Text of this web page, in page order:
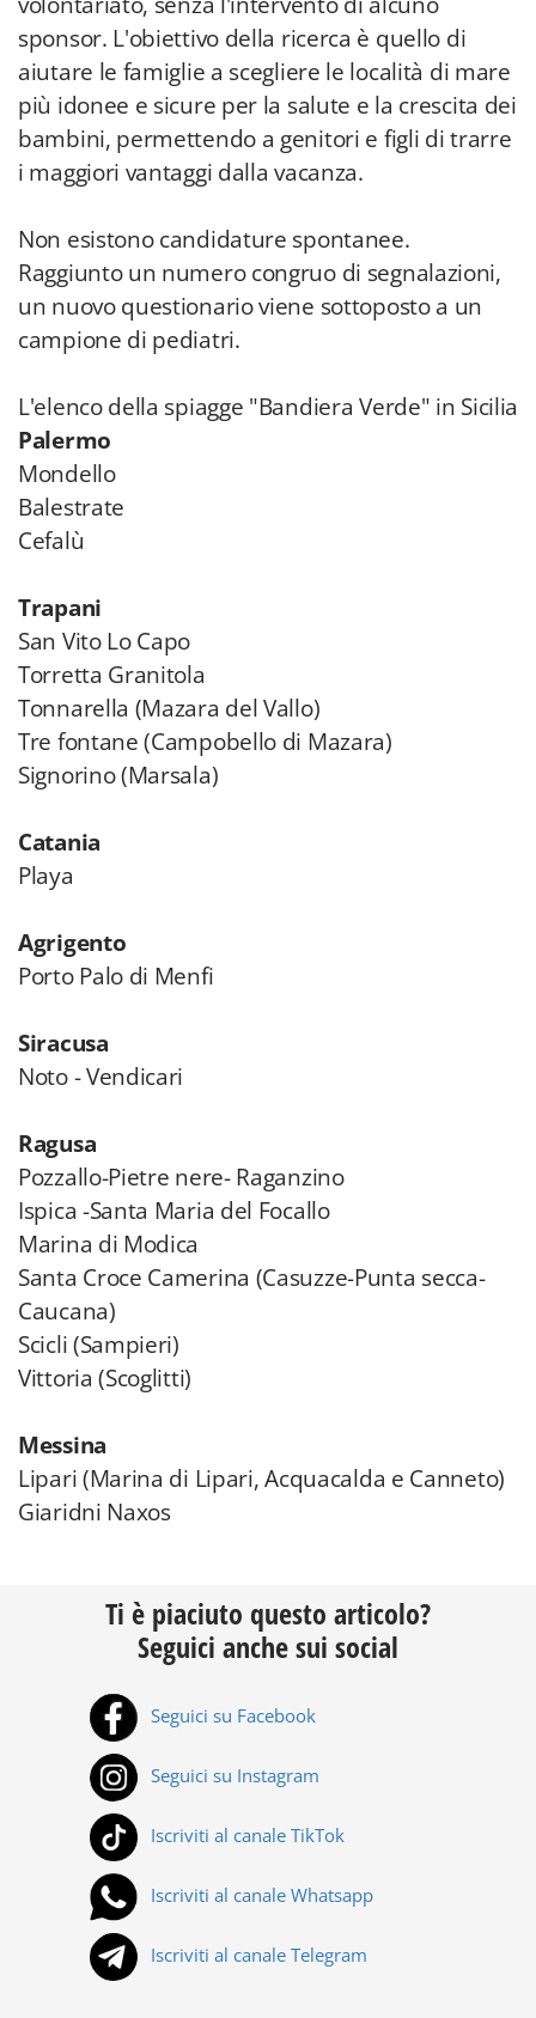
sponsor. L'obiettivo della ricerca è quello di
aiutare le famiglie a scegliere le località di mare
più idonee e sicure per la salute e la crescita dei
bambini, permettendo a genitori e figli di trarre
i maggiori vantaggi dalla vacanza.
Non esistono candidature spontanee.
Raggiunto un numero congruo di segnalazioni,
un nuovo questionario viene sottoposto a un
campione di pediatri.
L'elenco della spiagge "Bandiera Verde" in Sicilia
Palermo
Mondello
Balestrate
Cefalù
Trapani
San Vito Lo Capo
Torretta Granitola
Tonnarella (Mazara del Vallo)
Tre fontane (Campobello di Mazara)
Signorino (Marsala)
Catania
Playa
Agrigento
Porto Palo di Menfi
Siracusa
Noto - Vendicari
Ragusa
Pozzallo-Pietre nere- Raganzino
Ispica -Santa Maria del Focallo
Marina di Modica
Santa Croce Camerina (Casuzze-Punta secca-
Caucana)
Scicli (Sampieri)
Vittoria (Scoglitti)
Messina
Lipari (Marina di Lipari, Acquacalda e Canneto)
Giaridni Naxos
Ti è piaciuto questo articolo?
Seguici anche sui social
Seguici su Facebook
Seguici su Instagram
Iscriviti al canale TikTok
Iscriviti al canale Whatsapp
Iscriviti al canale Telegram